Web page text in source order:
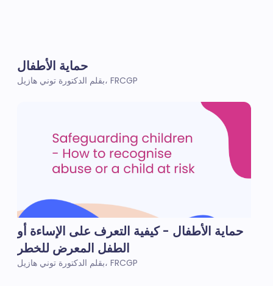
حماية الأطفال
بقلم الدكتورة توني هازيل، FRCGP
حماية الأطفال - كيفية التعرف على الإساءة أو
الطفل المعرض للخطر
بقلم الدكتورة توني هازيل، FRCGP